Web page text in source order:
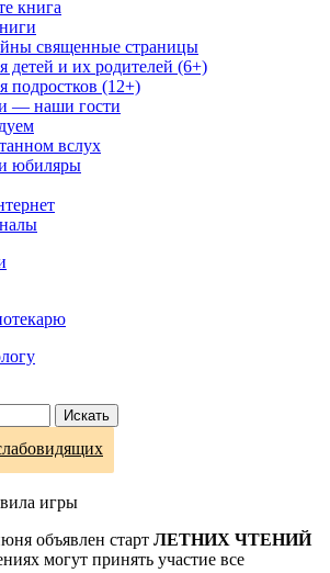
книга
священные страницы
детей и их родителей (6+)
подростков (12+)
— наши гости
вслух
юбиляры
Искать
игры
объявлен старт ЛЕТНИХ ЧТЕНИЙ
могут принять участие все